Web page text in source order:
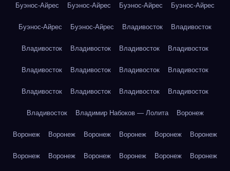
Буэнос-Айрес Буэнос-Айрес Буэнос-Айрес Буэнос-Айрес
Буэнос-Айрес Буэнос-Айрес Владивосток Владивосток
Владивосток Владивосток Владивосток Владивосток
Владивосток Владивосток Владивосток Владивосток
Владивосток Владивосток Владивосток Владивосток
Владивосток Владимир Набоков — Лолита Воронеж
Воронеж Воронеж Воронеж Воронеж Воронеж Воронеж
Воронеж Воронеж Воронеж Воронеж Воронеж Воронеж